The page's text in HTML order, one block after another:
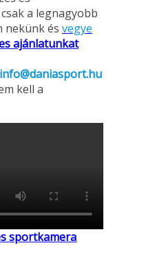
a legnagyobb
nekünk és vegye
ajánlatunkat
info@daniasport.hu
kell a
sportkamera